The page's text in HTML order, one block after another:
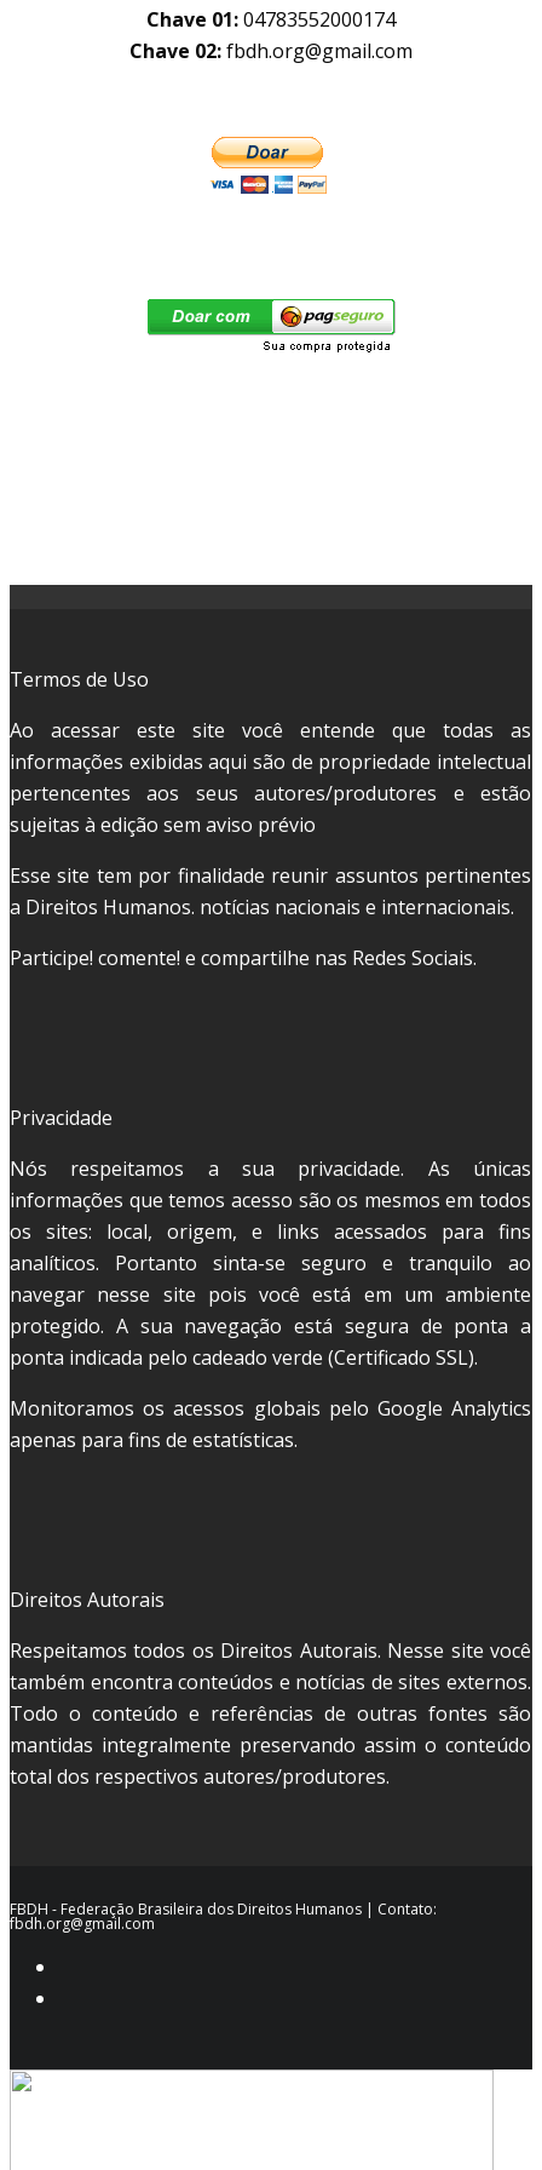
Chave 01:04783552000174
Chave 02:fbdh.org@gmail.com
Termos de Uso
Ao acessar este site você entende que todas as
informações exibidas aqui são de propriedade intelectual
pertencentes aos seus autores/produtores e estão
sujeitas à edição sem aviso prévio
Esse site tem por finalidade reunir assuntos pertinentes
a Direitos Humanos. notícias nacionais e internacionais.
Participe! comente! e compartilhe nas Redes Sociais.
Privacidade
Nós respeitamos a sua privacidade. As únicas
informações que temos acesso são os mesmos em todos
os sites: local, origem, e links acessados para fins
analíticos. Portanto sinta-se seguro e tranquilo ao
navegar nesse site pois você está em um ambiente
protegido. A sua navegação está segura de ponta a
ponta indicada pelo cadeado verde (Certificado SSL).
Monitoramos os acessos globais pelo Google Analytics
apenas para fins de estatísticas.
Direitos Autorais
Respeitamos todos os Direitos Autorais. Nesse site você
também encontra conteúdos e notícias de sites externos.
Todo o conteúdo e referências de outras fontes são
mantidas integralmente preservando assim o conteúdo
total dos respectivos autores/produtores.
FBDH - Federação Brasileira dos Direitos Humanos | Contato:
fbdh.org@gmail.com